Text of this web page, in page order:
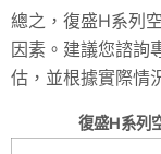
總之，復盛H系列
因素。建議您諮詢
估，並根據實際情
復盛H系列